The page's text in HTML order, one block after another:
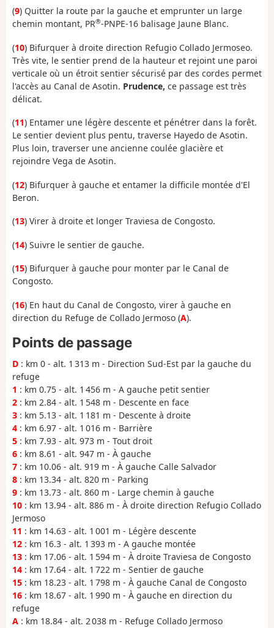
(9) Quitter la route par la gauche et emprunter un large
chemin montant, PR®-PNPE-16 balisage Jaune Blanc.
(10) Bifurquer à droite direction Refugio Collado Jermoseo.
Très vite, le sentier prend de la hauteur et rejoint une paroi
verticale où un étroit sentier sécurisé par des cordes permet
l'accès au Canal de Asotin. Prudence, ce passage est très
délicat.
(11) Entamer une légère descente et pénétrer dans la forêt.
Le sentier devient plus pentu, traverse Hayedo de Asotin.
Plus loin, traverser une ancienne coulée glacière et
rejoindre Vega de Asotin.
(12) Bifurquer à gauche et entamer la difficile montée d'El
Beron.
(13) Virer à droite et longer Traviesa de Congosto.
(14) Suivre le sentier de gauche.
(15) Bifurquer à gauche pour monter par le Canal de
Congosto.
(16) En haut du Canal de Congosto, virer à gauche en
direction du Refuge de Collado Jermoso (A).
Points de passage
D : km 0 - alt. 1 313 m - Direction Sud-Est par la gauche du
refuge
1 : km 0.75 - alt. 1 456 m - A gauche petit sentier
2 : km 2.84 - alt. 1 548 m - Descente en face
3 : km 5.13 - alt. 1 181 m - Descente à droite
4 : km 6.97 - alt. 1 016 m - Barrière
5 : km 7.93 - alt. 973 m - Tout droit
6 : km 8.61 - alt. 947 m - À gauche
7 : km 10.06 - alt. 919 m - À gauche Calle Salvador
8 : km 13.34 - alt. 820 m - Parking
9 : km 13.73 - alt. 860 m - Large chemin à gauche
10 : km 13.94 - alt. 886 m - À droite direction Refugio Collado
Jermoso
11 : km 14.63 - alt. 1 001 m - Légère descente
12 : km 16.3 - alt. 1 393 m - A gauche montée
13 : km 17.06 - alt. 1 594 m - À droite Traviesa de Congosto
14 : km 17.64 - alt. 1 722 m - Sentier de gauche
15 : km 18.23 - alt. 1 798 m - À gauche Canal de Congosto
16 : km 18.67 - alt. 1 990 m - À gauche en direction du
refuge
A : km 18.84 - alt. 2 038 m - Refuge Collado Jermoso